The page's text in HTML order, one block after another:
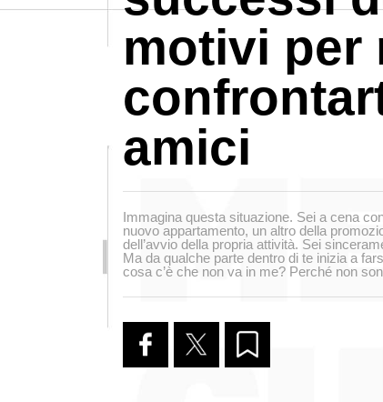
motivi per
amici
Immagina questa situazione. Sei a cena
nuovo appartamento, un altro della
dell’avvio della propria attività. Sei
Ma da qualche parte dentro di te inizia a
cosa c’è che non va in me? Perché non